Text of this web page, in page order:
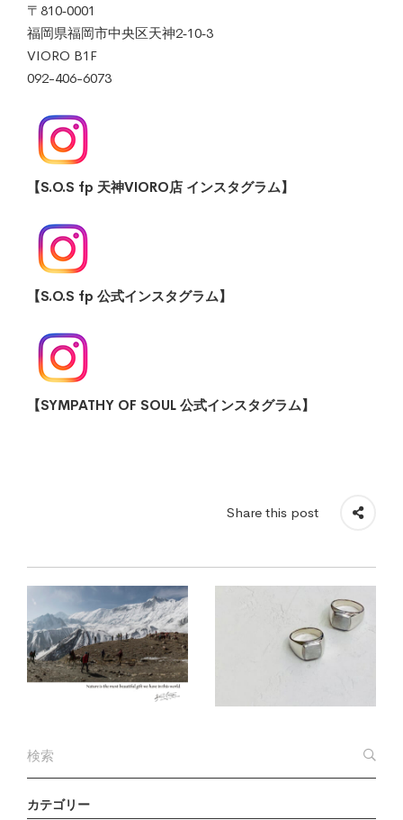
カテゴリー
〒810‐0001
福岡県福岡市中央区天神2‐10‐3
VIORO B1F
092-406-6073
【S.O.S fp 天神VIORO店 インスタグラム】
【S.O.S fp 公式インスタグラム】
【SYMPATHY OF SOUL 公式インスタグラム】
Share this post